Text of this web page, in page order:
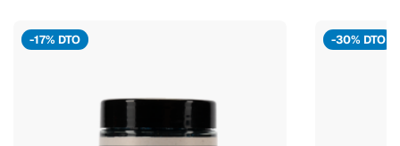
-17% DTO -30% DTO